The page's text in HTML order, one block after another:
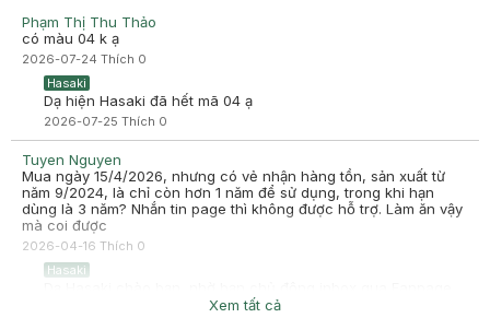
Phạm Thị Thu Thảo
có màu 04 k ạ
2026-07-24 Thích 0
Hasaki
Dạ hiện Hasaki đã hết mã 04 ạ
2026-07-25 Thích 0
Tuyen Nguyen
Mua ngày 15/4/2026, nhưng có vẻ nhận hàng tồn, sản xuất từ
năm 9/2024, là chỉ còn hơn 1 năm để sử dụng, trong khi hạn
dùng là 3 năm? Nhắn tin page thì không được hỗ trợ. Làm ăn vậy
mà coi được
2026-04-16 Thích 0
Hasaki
hoặc Zalo giúp mình để Hasaki hỗ trợ bạn cụ thể hơn ạ
Xem tất cả